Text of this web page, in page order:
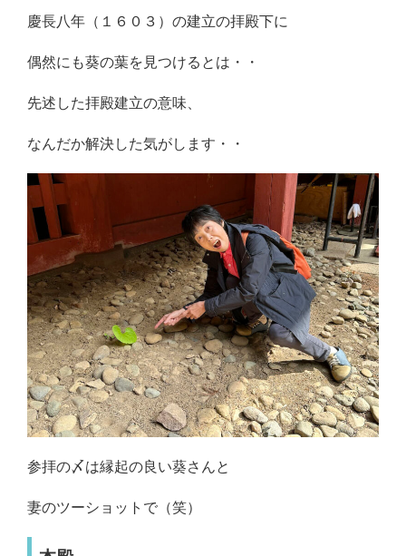
慶長八年（１６０３）の建立の拝殿下に
偶然にも葵の葉を見つけるとは・・
先述した拝殿建立の意味、
なんだか解決した気がします・・
参拝の〆は縁起の良い葵さんと
妻のツーショットで（笑）